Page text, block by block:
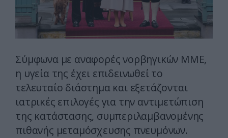
Σύμφωνα με αναφορές νορβηγικών ΜΜΕ,
η υγεία της έχει επιδεινωθεί το
τελευταίο διάστημα και εξετάζονται
ιατρικές επιλογές για την αντιμετώπιση
της κατάστασης, συμπεριλαμβανομένης
πιθανής μεταμόσχευσης πνευμόνων.